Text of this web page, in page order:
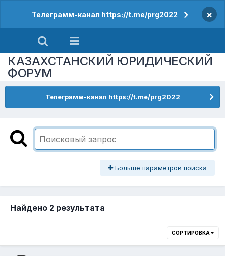
Телеграмм-канал https://t.me/prg2022 ×
КАЗАХСТАНСКИЙ ЮРИДИЧЕСКИЙ
ФОРУМ
Телеграмм-канал https://t.me/prg2022
Больше параметров поиска
Найдено 2 результата
СОРТИРОВКА